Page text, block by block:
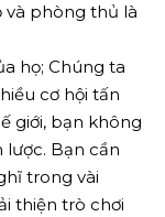
và phòng thủ là
họ; Chúng ta
cơ hội tấn
giới, bạn không
lược. Bạn cần
trong vài
thiện trò chơi